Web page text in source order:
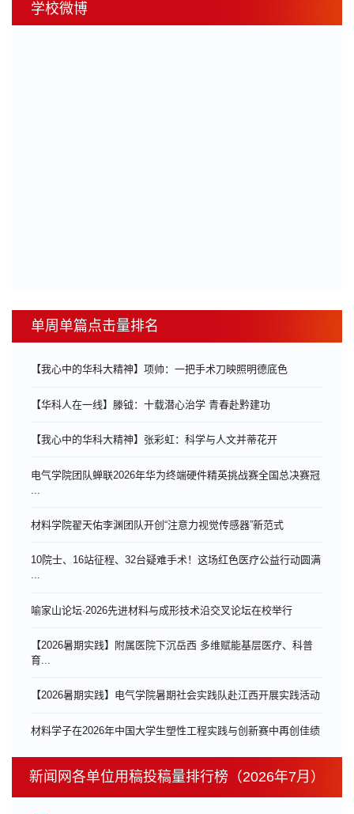
学校微博
单周单篇点击量排名
【我心中的华科大精神】项帅：一把手术刀映照明德底色
【华科人在一线】滕钺：十载潜心治学 青春赴黔建功
【我心中的华科大精神】张彩虹：科学与人文并蒂花开
电气学院团队蝉联2026年华为终端硬件精英挑战赛全国总决赛冠
材料学院翟天佑李渊团队开创“注意力视觉传感器”新范式
10院士、16站征程、32台疑难手术！这场红色医疗公益行动圆满
...
喻家山论坛·2026先进材料与成形技术沿交叉论坛在校举行
【2026暑期实践】附属医院下沉岳西 多维赋能基层医疗、科普
育...
【2026暑期实践】电气学院暑期社会实践队赴江西开展实践活动
材料学子在2026年中国大学生塑性工程实践与创新赛中再创佳绩
新闻网各单位用稿投稿量排行榜（2026年7月）